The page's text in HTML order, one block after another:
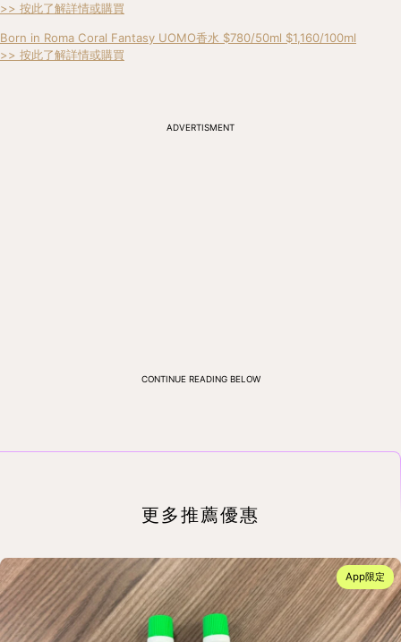
>> 按此了解詳情或購買
Born in Roma Coral Fantasy UOMO香水 $780/50ml $1,160/100ml
>> 按此了解詳情或購買
ADVERTISMENT
CONTINUE READING BELOW
更多推薦優惠
App限定